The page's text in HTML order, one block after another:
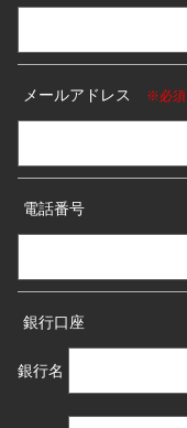
メールアドレス ※必須
電話番号
銀行口座
銀行名